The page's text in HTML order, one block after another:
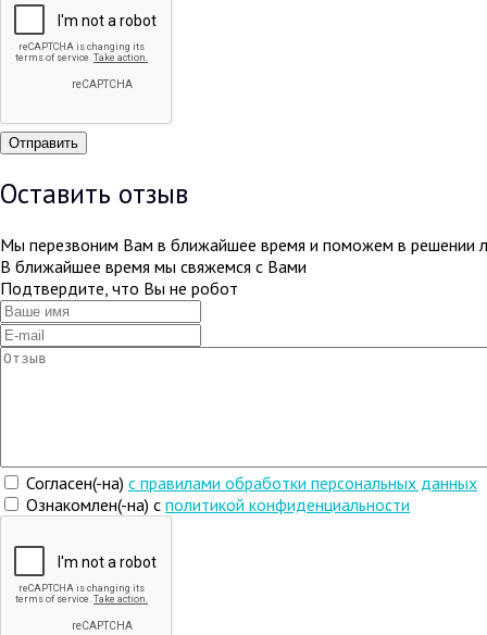
Оставить отзыв
Мы перезвоним Вам в ближайшее время и поможем в решении
В ближайшее время мы свяжемся с Вами
Подтвердите, что Вы не робот
Согласен(-на) c правилами обработки персональных данных
Ознакомлен(-на) с политикой конфиденциальности